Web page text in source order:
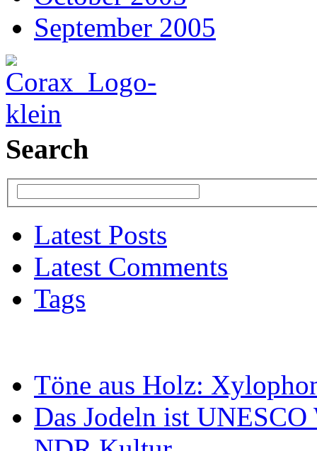
September 2005
Search
Latest Posts
Latest Comments
Tags
Töne aus Holz:
Das Jodeln ist